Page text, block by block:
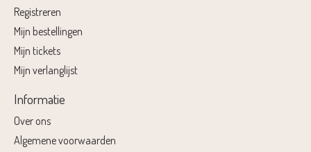
Registreren
Mijn bestellingen
Mijn tickets
Mijn verlanglijst
Informatie
Over ons
Algemene voorwaarden